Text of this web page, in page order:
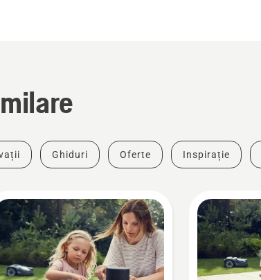
Ghiduri Oferte Inspirație